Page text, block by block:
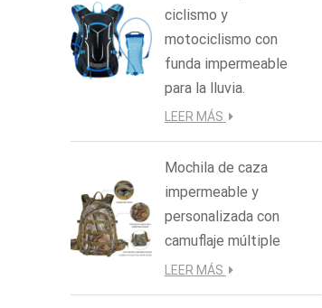
ciclismo y
motociclismo con
funda impermeable
para la lluvia.
LEER MÁS
Mochila de caza
impermeable y
personalizada con
camuflaje múltiple
LEER MÁS